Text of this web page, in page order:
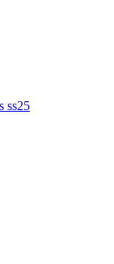
ss25